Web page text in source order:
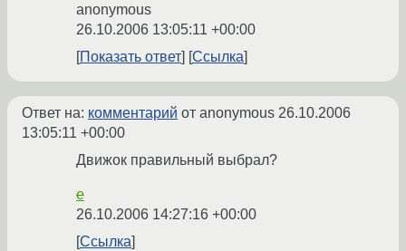
anonymous
26.10.2006 13:05:11 +00:00
Показать ответ
Ссылка
Ответ на: комментарий от anonymous 26.10.2006
13:05:11 +00:00
Движок правильный выбрал?
e
26.10.2006 14:27:16 +00:00
Ссылка